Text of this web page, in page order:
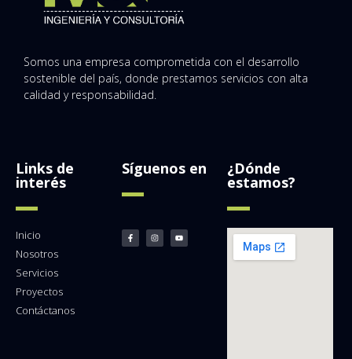
Somos una empresa comprometida con el desarrollo
sostenible del país, donde prestamos servicios con alta
calidad y responsabilidad.
Links de
interés
Inicio
Nosotros
Servicios
Proyectos
Contáctanos
Síguenos en ¿Dónde
estamos?